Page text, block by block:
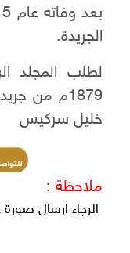
الجريدة.
1879م من
خليل سركيس
ملاحظة :
الرجاء ارسال صورة